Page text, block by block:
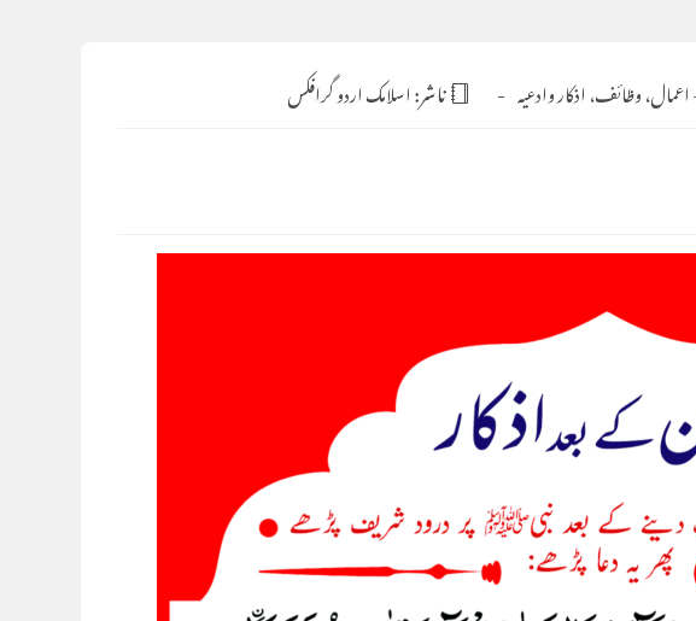
اعمال، وظائف، اذکار وادعیہ ناشر:اسلامک اردو گرافکس